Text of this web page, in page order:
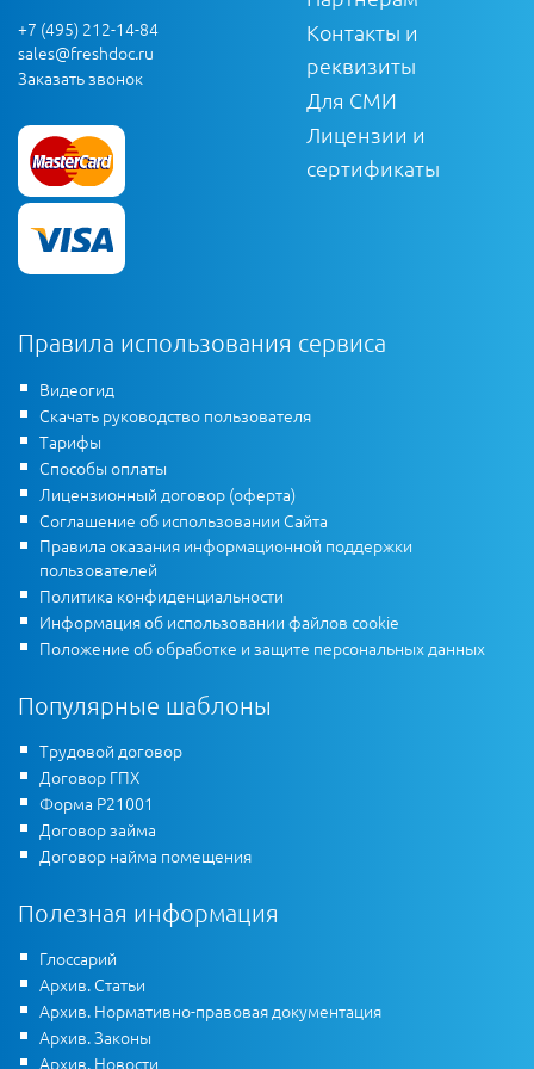
+7 (495) 212-14-84
sales@freshdoc.ru
Заказать звонок
Контакты и
реквизиты
Для СМИ
Лицензии и
сертификаты
Правила использования сервиса
Видеогид
Скачать руководство пользователя
Тарифы
Способы оплаты
Лицензионный договор (оферта)
Соглашение об использовании Сайта
Правила оказания информационной поддержки
пользователей
Политика конфиденциальности
Информация об использовании файлов cookie
Положение об обработке и защите персональных данных
Популярные шаблоны
Трудовой договор
Договор ГПХ
Форма Р21001
Договор займа
Договор найма помещения
Полезная информация
Глоссарий
Архив. Статьи
Архив. Нормативно-правовая документация
Архив. Законы
Архив. Новости